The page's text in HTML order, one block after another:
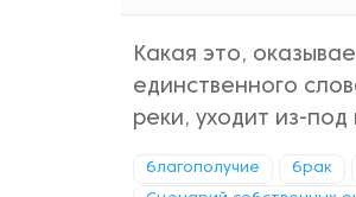
Какая это,
единственного
реки, уходит из-под
благополучие брак